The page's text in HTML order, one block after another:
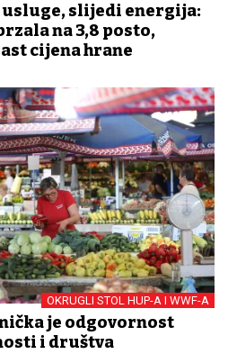
slijedi energija:
na 3,8 posto,
cijena hrane
OKRUGLI STOL HUP-A I WWF-A
je odgovornost
i društva